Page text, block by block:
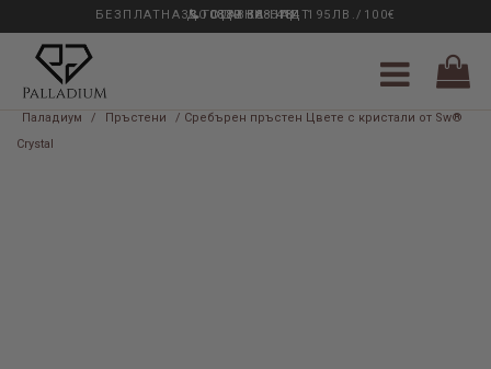
33 ГОДИНИ ОПИТ
БЕЗПЛАТНА ДОСТАВКА НАД 195ЛВ./100€
0889 888 484
Паладиум / Пръстени
/ Сребърен пръстен Цвете с кристали от Sw®
Crystal